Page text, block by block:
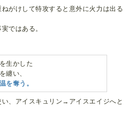
がけして特攻すると意外に火力は出る
ではある。
生かした
を纏い、
を奪う。
、アイスキュリン→アイスエイジへと